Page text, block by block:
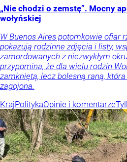
„Nie chodzi o zemstę”. Mocny
wołyńskiej
W Buenos Aires potomkowie ofiar
pokazują rodzinne zdjęcia i listy,
zamordowanych z niezwykłym
przypomina, że dla wielu rodzin
zamkniętą, lecz bolesną raną, która
zagojona.
KrajPolitykaOpinie i komentarze